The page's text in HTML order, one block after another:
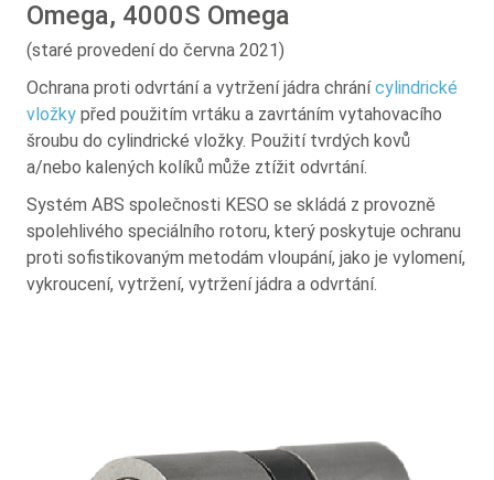
Omega, 4000S Omega
(staré provedení do června 2021)
Ochrana proti odvrtání a vytržení jádra chránícylindrické
vložky před použitím vrtáku a zavrtáním vytahovacího
šroubu do cylindrické vložky. Použití tvrdých kovů
a/nebo kalených kolíků může ztížit odvrtání.
Systém ABS společnosti KESO se skládá z provozně
spolehlivého speciálního rotoru, který poskytuje ochranu
proti sofistikovaným metodám vloupání, jako je vylomení,
vykroucení, vytržení, vytržení jádra a odvrtání.